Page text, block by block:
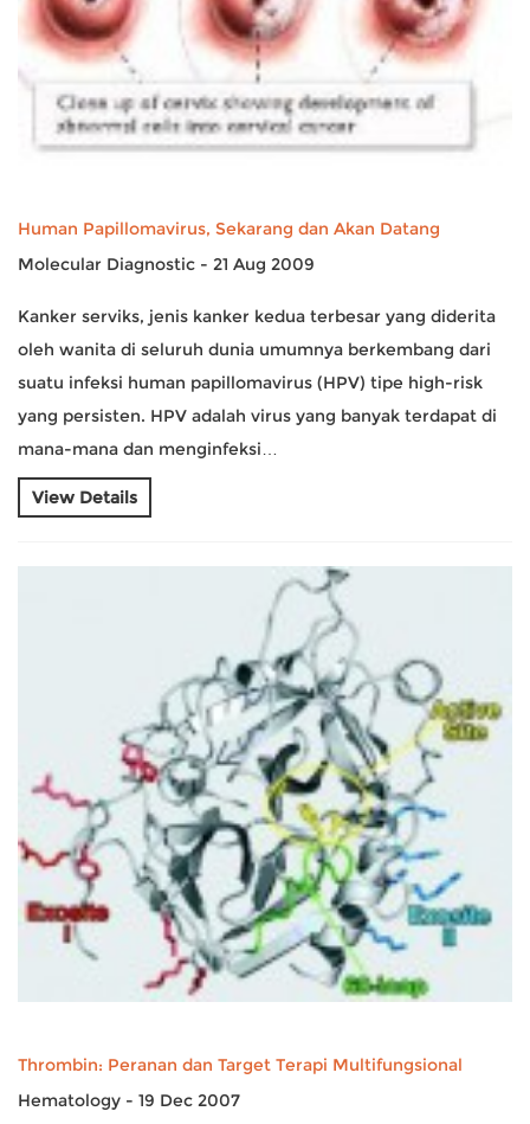
Human Papillomavirus, Sekarang dan Akan Datang
Molecular Diagnostic - 21 Aug 2009
Kanker serviks, jenis kanker kedua terbesar yang diderita
oleh wanita di seluruh dunia umumnya berkembang dari
suatu infeksi human papillomavirus (HPV) tipe high-risk
yang persisten. HPV adalah virus yang banyak terdapat di
mana-mana dan menginfeksi…
View Details
Thrombin: Peranan dan Target Terapi Multifungsional
Hematology - 19 Dec 2007